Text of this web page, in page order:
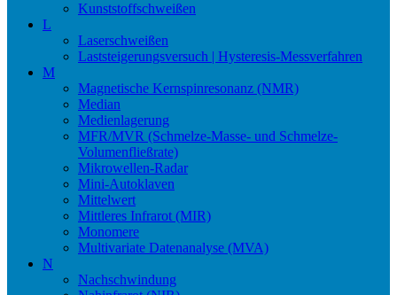
Kunststoffschweißen
L
Laserschweißen
Laststeigerungsversuch | Hysteresis-Messverfahren
M
Magnetische Kernspinresonanz (NMR)
Median
Medienlagerung
MFR/MVR (Schmelze-Masse- und Schmelze-
Volumenfließrate)
Mikrowellen-Radar
Mini-Autoklaven
Mittelwert
Mittleres Infrarot (MIR)
Monomere
Multivariate Datenanalyse (MVA)
N
Nachschwindung